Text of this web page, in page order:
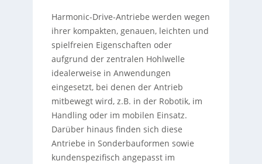
Harmonic-Drive-Antriebe werden wegen
ihrer kompakten, genauen, leichten und
spielfreien Eigenschaften oder
aufgrund der zentralen Hohlwelle
idealerweise in Anwendungen
eingesetzt, bei denen der Antrieb
mitbewegt wird, z.B. in der Robotik, im
Handling oder im mobilen Einsatz.
Darüber hinaus finden sich diese
Antriebe in Sonderbauformen sowie
kundenspezifisch angepasst im